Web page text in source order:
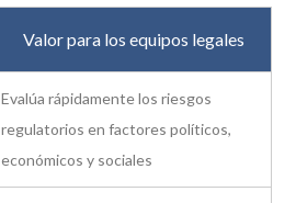
Valor para los equipos legales
Evalúa rápidamente los riesgos
regulatorios en factores políticos,
económicos y sociales